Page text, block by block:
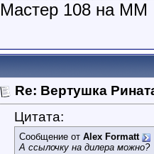
Мастер 108 на ММ
Re: Вертушка
Цитата:
Сообщение от Alex Formatt
А ссылочку на дилера можно?